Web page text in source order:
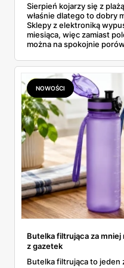
Sierpień kojarzy się z
właśnie dlatego to dobry
Sklepy z elektroniką
miesiąca, więc zamiast
można na spokojnie
znalazłam, z cenami i
NOWOŚCI
Butelka filtrująca za
z gazetek
Butelka filtrująca to jeden